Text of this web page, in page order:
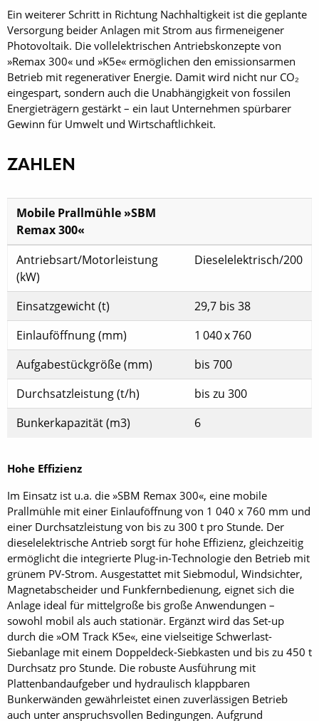
Ein weiterer Schritt in Richtung Nachhaltigkeit ist die geplante
Versorgung beider Anlagen mit Strom aus firmeneigener
Photovoltaik. Die vollelektrischen Antriebskonzepte von
»Remax 300« und »K5e« ermöglichen den emissionsarmen
Betrieb mit regenerativer Energie. Damit wird nicht nur CO₂
eingespart, sondern auch die Unabhängigkeit von fossilen
Energieträgern gestärkt – ein laut Unternehmen spürbarer
Gewinn für Umwelt und Wirtschaftlichkeit.
ZAHLEN
Mobile Prallmühle »SBM
Remax 300«
Antriebsart/Motorleistung
(kW)
Dieselelektrisch/200
Einsatzgewicht (t)
29,7 bis 38
Einlauföffnung (mm)
1 040 x 760
Aufgabestückgröße (mm)
bis 700
Durchsatzleistung (t/h)
bis zu 300
Bunkerkapazität (m3)
6
Hohe Effizienz
Im Einsatz ist u.a. die »SBM Remax 300«, eine mobile
Prallmühle mit einer Einlauföffnung von 1 040 x 760 mm und
einer Durchsatzleistung von bis zu 300 t pro Stunde. Der
dieselelektrische Antrieb sorgt für hohe Effizienz, gleichzeitig
ermöglicht die integrierte Plug-in-Technologie den Betrieb mit
grünem PV-Strom. Ausgestattet mit Siebmodul, Windsichter,
Magnetabscheider und Funkfernbedienung, eignet sich die
Anlage ideal für mittelgroße bis große Anwendungen –
sowohl mobil als auch stationär. Ergänzt wird das Set-up
durch die »OM Track K5e«, eine vielseitige Schwerlast-
Siebanlage mit einem Doppeldeck-Siebkasten und bis zu 450 t
Durchsatz pro Stunde. Die robuste Ausführung mit
Plattenbandaufgeber und hydraulisch klappbaren
Bunkerwänden gewährleistet einen zuverlässigen Betrieb
auch unter anspruchsvollen Bedingungen. Aufgrund